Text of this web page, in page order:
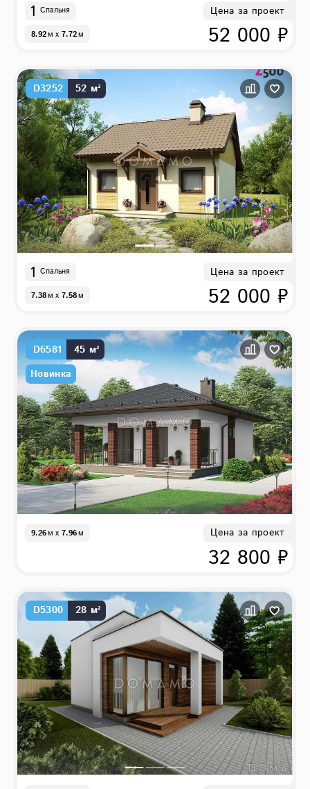
1 Спальня
8.92м x 7.72м
Цена за проект
52 000 ₽
D3252 52 м²
1 Спальня
7.38м x 7.58м
Цена за проект
52 000 ₽
D6581
45 м²
Новинка
9.26м x 7.96м Цена за проект
32 800 ₽
D5300 28 м²